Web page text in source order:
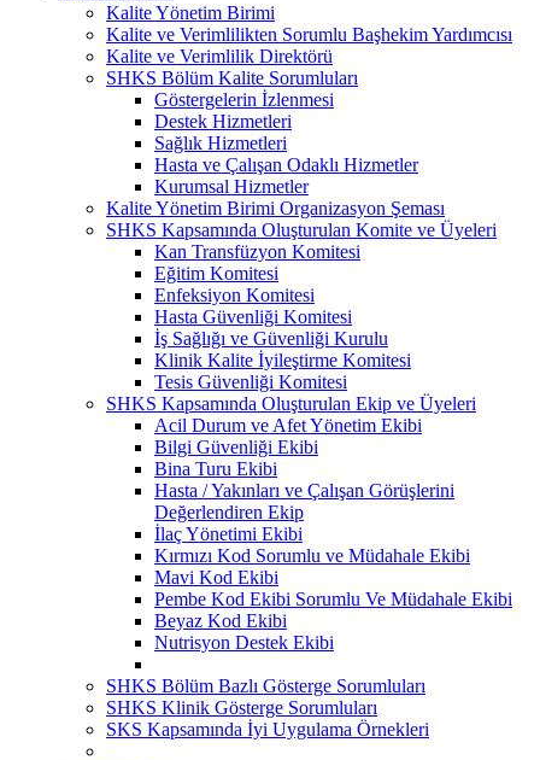
Kalite Yönetim Birimi
Kalite ve Verimlilikten Sorumlu Başhekim Yardımcısı
Kalite ve Verimlilik Direktörü
SHKS Bölüm Kalite Sorumluları
Göstergelerin İzlenmesi
Destek Hizmetleri
Sağlık Hizmetleri
Hasta ve Çalışan Odaklı Hizmetler
Kurumsal Hizmetler
Kalite Yönetim Birimi Organizasyon Şeması
SHKS Kapsamında Oluşturulan Komite ve Üyeleri
Kan Transfüzyon Komitesi
Eğitim Komitesi
Enfeksiyon Komitesi
Hasta Güvenliği Komitesi
İş Sağlığı ve Güvenliği Kurulu
Klinik Kalite İyileştirme Komitesi
Tesis Güvenliği Komitesi
SHKS Kapsamında Oluşturulan Ekip ve Üyeleri
Acil Durum ve Afet Yönetim Ekibi
Bilgi Güvenliği Ekibi
Bina Turu Ekibi
Hasta / Yakınları ve Çalışan Görüşlerini
Değerlendiren Ekip
İlaç Yönetimi Ekibi
Kırmızı Kod Sorumlu ve Müdahale Ekibi
Mavi Kod Ekibi
Pembe Kod Ekibi Sorumlu Ve Müdahale Ekibi
Beyaz Kod Ekibi
Nutrisyon Destek Ekibi
SHKS Bölüm Bazlı Gösterge Sorumluları
SHKS Klinik Gösterge Sorumluları
SKS Kapsamında İyi Uygulama Örnekleri